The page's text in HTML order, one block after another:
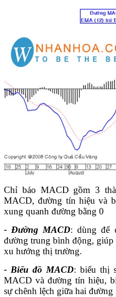
Chỉ báo MACD gồm 3
MACD, đường tín hiệu và
xung quanh đường bằng 0
- Đường MACD: dùng để
đường trung bình động, giúp
xu hướng thị trường.
- Biểu đồ MACD: biểu thị
MACD và đường tín hiệu,
sự chênh lệch giữa hai đường